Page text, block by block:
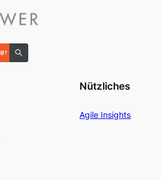
Nützliches
Agile Insights